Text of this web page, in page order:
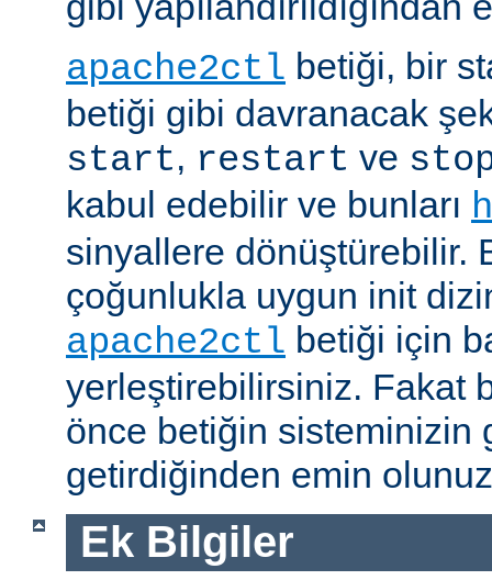
apache2ctl betiği, bir
betiği gibi davranacak
start, restart ve
kabul edebilir ve bunları
sinyallere dönüştürebilir.
çoğunlukla uygun init
apache2ctl betiği için
yerleştirebilirsiniz. Fakat
önce betiğin sisteminizin
getirdiğinden emin
Ek Bilgiler